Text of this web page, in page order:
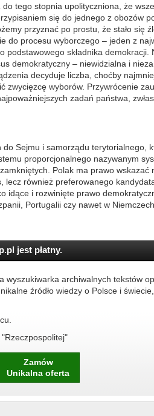
do tego stopnia upolityczniona, że
się do jednego z obozów
przyznać po prostu, że stało się
do procesu wyborczego – jeden z
podstawowego składnika demokracji.
demokratyczny – niewidzialna i
decyduje liczba, choćby
zwycięzcę wyborów. Przywrócenie
zadań państwa,
Sejmu i samorządu terytorialnego,
proporcjonalnego nazywanym
Polak ma prawo wskazać
lecz również preferowanego
idące i rozwinięte prawo
Portugalii czy nawet w
jest płatny.
wyszukiwarka archiwalnych tekstów
źródło wiedzy o Polsce i
Zamów
Unikalna oferta